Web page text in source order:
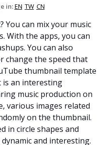
in:EN TW CN
You can mix your music
With the apps, you can
You can also
change the speed that
thumbnail template
is an interesting
music production on
various images related
on the thumbnail.
in circle shapes and
and interesting.